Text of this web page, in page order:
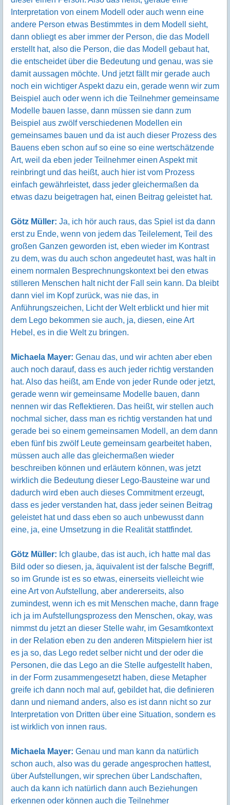
Interpretation von einem Modell oder auch wenn eine
andere Person etwas Bestimmtes in dem Modell sieht,
dann obliegt es aber immer der Person, die das Modell
erstellt hat, also die Person, die das Modell gebaut hat,
die entscheidet über die Bedeutung und genau, was sie
damit aussagen möchte. Und jetzt fällt mir gerade auch
noch ein wichtiger Aspekt dazu ein, gerade wenn wir zum
Beispiel auch oder wenn ich die Teilnehmer gemeinsame
Modelle bauen lasse, dann müssen sie dann zum
Beispiel aus zwölf verschiedenen Modellen ein
gemeinsames bauen und da ist auch dieser Prozess des
Bauens eben schon auf so eine so eine wertschätzende
Art, weil da eben jeder Teilnehmer einen Aspekt mit
reinbringt und das heißt, auch hier ist vom Prozess
einfach gewährleistet, dass jeder gleichermaßen da
etwas dazu beigetragen hat, einen Beitrag geleistet hat.
Götz Müller: Ja, ich hör auch raus, das Spiel ist da dann
erst zu Ende, wenn von jedem das Teilelement, Teil des
großen Ganzen geworden ist, eben wieder im Kontrast
zu dem, was du auch schon angedeutet hast, was halt in
einem normalen Besprechnungskontext bei den etwas
stilleren Menschen halt nicht der Fall sein kann. Da bleibt
dann viel im Kopf zurück, was nie das, in
Anführungszeichen, Licht der Welt erblickt und hier mit
dem Lego bekommen sie auch, ja, diesen, eine Art
Hebel, es in die Welt zu bringen.
Michaela Mayer: Genau das, und wir achten aber eben
auch noch darauf, dass es auch jeder richtig verstanden
hat. Also das heißt, am Ende von jeder Runde oder jetzt,
gerade wenn wir gemeinsame Modelle bauen, dann
nennen wir das Reflektieren. Das heißt, wir stellen auch
nochmal sicher, dass man es richtig verstanden hat und
gerade bei so einem gemeinsamen Modell, an dem dann
eben fünf bis zwölf Leute gemeinsam gearbeitet haben,
müssen auch alle das gleichermaßen wieder
beschreiben können und erläutern können, was jetzt
wirklich die Bedeutung dieser Lego-Bausteine war und
dadurch wird eben auch dieses Commitment erzeugt,
dass es jeder verstanden hat, dass jeder seinen Beitrag
geleistet hat und dass eben so auch unbewusst dann
eine, ja, eine Umsetzung in die Realität stattfindet.
Götz Müller: Ich glaube, das ist auch, ich hatte mal das
Bild oder so diesen, ja, äquivalent ist der falsche Begriff,
so im Grunde ist es so etwas, einerseits vielleicht wie
eine Art von Aufstellung, aber andererseits, also
zumindest, wenn ich es mit Menschen mache, dann frage
ich ja im Aufstellungsprozess den Menschen, okay, was
nimmst du jetzt an dieser Stelle wahr, im Gesamtkontext
in der Relation eben zu den anderen Mitspielern hier ist
es ja so, das Lego redet selber nicht und der oder die
Personen, die das Lego an die Stelle aufgestellt haben,
in der Form zusammengesetzt haben, diese Metapher
greife ich dann noch mal auf, gebildet hat, die definieren
dann und niemand anders, also es ist dann nicht so zur
Interpretation von Dritten über eine Situation, sondern es
ist wirklich von innen raus.
Michaela Mayer: Genau und man kann da natürlich
schon auch, also was du gerade angesprochen hattest,
über Aufstellungen, wir sprechen über Landschaften,
auch da kann ich natürlich dann auch Beziehungen
erkennen oder können auch die Teilnehmer